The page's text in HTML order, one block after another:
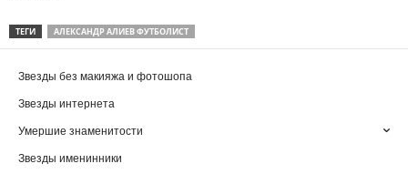
ТЕГИ АЛЕКСАНДР АЛИЕВ ФУТБОЛИСТ
Звезды без макияжа и фотошопа
Звезды интернета
Умершие знаменитости
Звезды именинники